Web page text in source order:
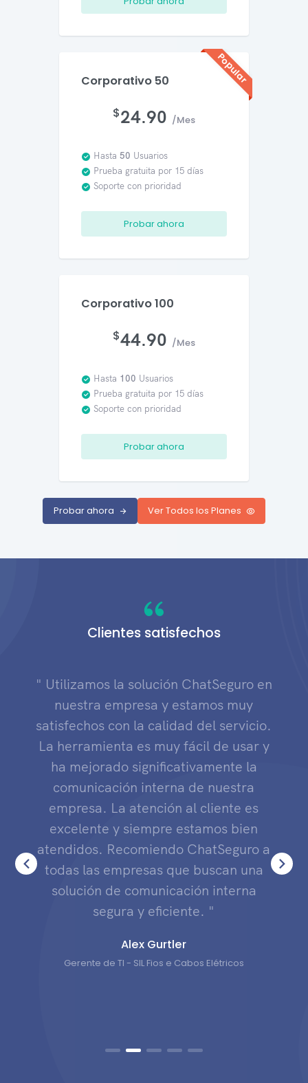
Popular
Corporativo 50
$24.90 /Mes
Hasta 50 Usuarios
Prueba gratuita por 15 días
Soporte con prioridad
Probar ahora
Corporativo 100
$44.90 /Mes
Hasta 100 Usuarios
Prueba gratuita por 15 días
Soporte con prioridad
Probar ahora
Probar ahora Ver Todos los Planes
Clientes satisfechos
" Utilizamos la solución ChatSeguro en
nuestra empresa y estamos muy
satisfechos con la calidad del servicio.
La herramienta es muy fácil de usar y
ha mejorado significativamente la
comunicación interna de nuestra
empresa. La atención al cliente es
excelente y siempre estamos bien
atendidos. Recomiendo ChatSeguro a
todas las empresas que buscan una
solución de comunicación interna
segura y eficiente. "
Alex Gurtler
Gerente de TI - SIL Fios e Cabos Elétricos